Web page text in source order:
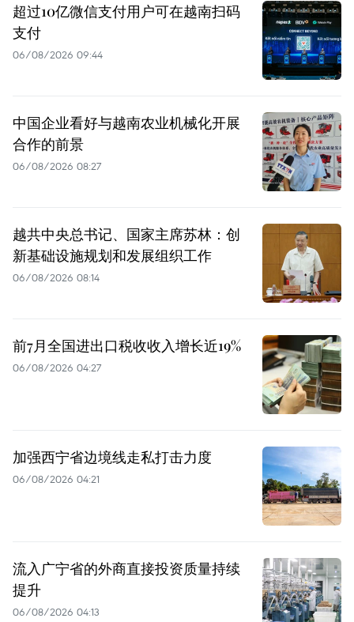
超过10亿微信支付用户可在越南扫码
支付
06/08/2026 09:44
中国企业看好与越南农业机械化开展
合作的前景
06/08/2026 08:27
越共中央总书记、国家主席苏林：创
新基础设施规划和发展组织工作
06/08/2026 08:14
前7月全国进出口税收收入增长近19%
06/08/2026 04:27
加强西宁省边境线走私打击力度
06/08/2026 04:21
流入广宁省的外商直接投资质量持续
提升
06/08/2026 04:13